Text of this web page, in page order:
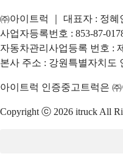
㈜아이트럭 ｜ 대표자 : 정혜
사업자등록번호 : 853-87-
자동차관리사업등록 번호 :
본사 주소 : 강원특별자치도
아이트럭 인증중고트럭은
Copyright ⓒ 2026 itruck All